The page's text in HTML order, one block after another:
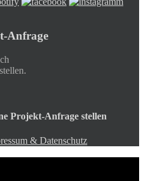
Anfrage
Projekt-Anfrage stellen
& Datenschutz